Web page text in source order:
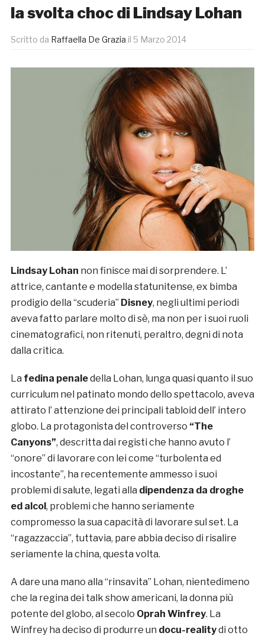
la svolta choc di Lindsay Lohan
Scritto da Raffaella De Grazia il 5 Marzo 2014
Lindsay Lohan non finisce mai di sorprendere. L’
attrice, cantante e modella statunitense, ex bimba
prodigio della “scuderia” Disney, negli ultimi periodi
aveva fatto parlare molto di sè, ma non per i suoi ruoli
cinematografici, non ritenuti, peraltro, degni di nota
dalla critica.
La fedina penaledella Lohan, lunga quasi quanto il suo
curriculum nel patinato mondo dello spettacolo, aveva
attirato l’ attenzione dei principali tabloid dell’ intero
globo. La protagonista del controverso “The
Canyons”, descritta dai registi che hanno avuto l’
“onore” di lavorare con lei come “turbolenta ed
incostante”, ha recentemente ammesso i suoi
problemi di salute, legati alla dipendenza da droghe
ed alcol, problemi che hanno seriamente
compromesso la sua capacità di lavorare sul set. La
“ragazzaccia”, tuttavia, pare abbia deciso di risalire
seriamente la china, questa volta.
A dare una mano alla “rinsavita” Lohan, nientedimeno
che la regina dei talk show americani, la donna più
potente del globo, al secolo Oprah Winfrey. La
Winfrey ha deciso di produrre un docu-realitydi otto